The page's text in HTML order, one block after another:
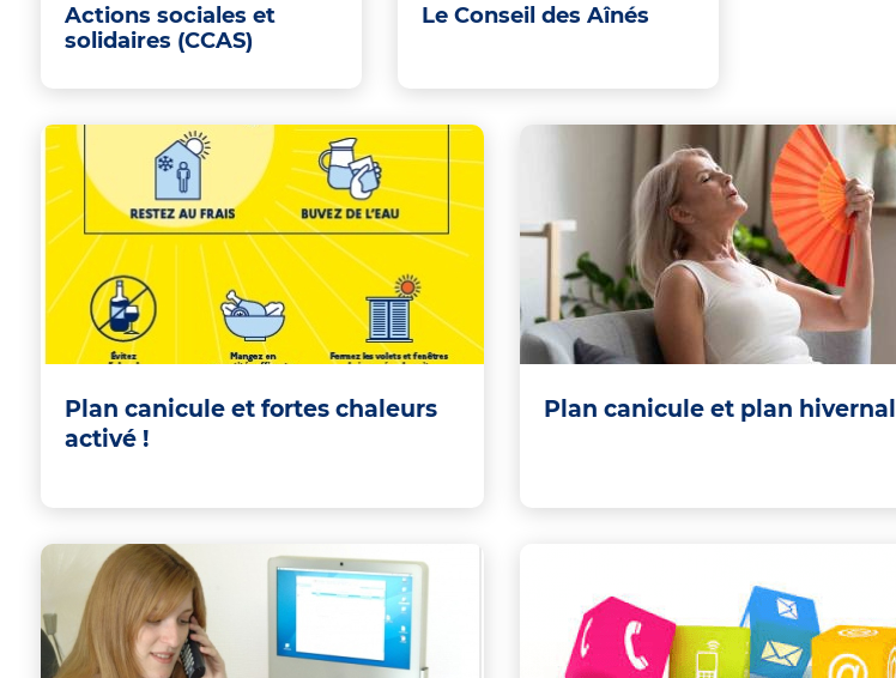
Actions sociales et
solidaires (CCAS)
Le Conseil des Aînés
Plan canicule et fortes chaleurs
activé !
Plan canicule et plan hivernal